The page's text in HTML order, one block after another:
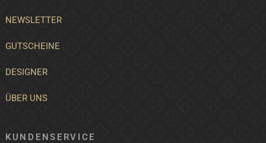
NEWSLETTER
GUTSCHEINE
DESIGNER
ÜBER UNS
KUNDENSERVICE